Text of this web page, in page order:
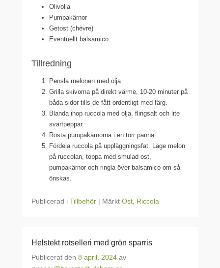
Olivolja
Pumpakärnor
Getost (chèvre)
Eventuellt balsamico
Tillredning
Pensla melonen med olja
Grilla skivorna på direkt värme, 10-20 minuter på
båda sidor tills de fått ordentligt med färg.
Blanda ihop ruccola med olja, flingsalt och lite
svartpeppar.
Rosta pumpakärnorna i en torr panna.
Fördela ruccola på uppläggningsfat. Läge melon
på ruccolan, toppa med smulad ost,
pumpakärnor och ringla över balsamico om så
önskas.
Publicerad i Tillbehör | Märkt Ost Riccola
Helstekt rotselleri med grön sparris
Publicerat den 8 april, 2024 av